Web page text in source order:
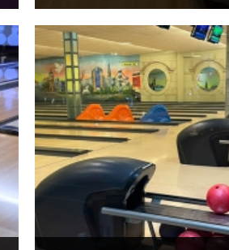
Billund, DK
Katso Projekti ...